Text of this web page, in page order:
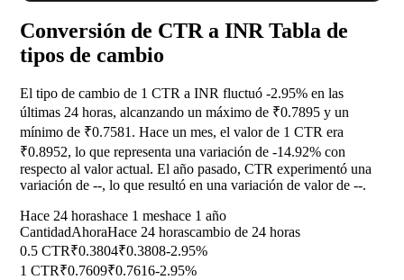
Conversión de CTR a INR Tabla de
tipos de cambio
El tipo de cambio de 1 CTR a INR fluctuó -2.95% en las
últimas 24 horas, alcanzando un máximo de ₹0.7895 y un
mínimo de ₹0.7581. Hace un mes, el valor de 1 CTR era
₹0.8952, lo que representa una variación de -14.92% con
respecto al valor actual. El año pasado, CTR experimentó una
variación de --, lo que resultó en una variación de valor de --.
Hace 24 horashace 1 meshace 1 año
CantidadAhoraHace 24 horascambio de 24 horas
0.5 CTR₹0.3804₹0.3808-2.95%
1 CTR₹0.7609₹0.7616-2.95%